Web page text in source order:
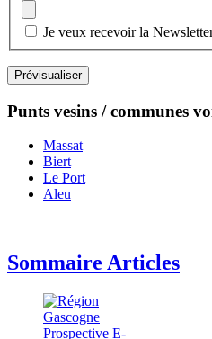
Je veux recevoir la
Punts vesins / communes
Massat
Biert
Le Port
Aleu
Sommaire Articles